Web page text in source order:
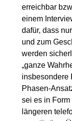
erreichbar
einem
dafür, dass
und zum
werden
„ganze
insbesondere
Phasen-
sei es in
längeren